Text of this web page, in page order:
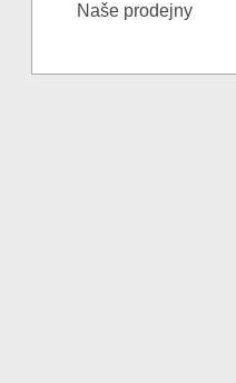
Naše prodejny